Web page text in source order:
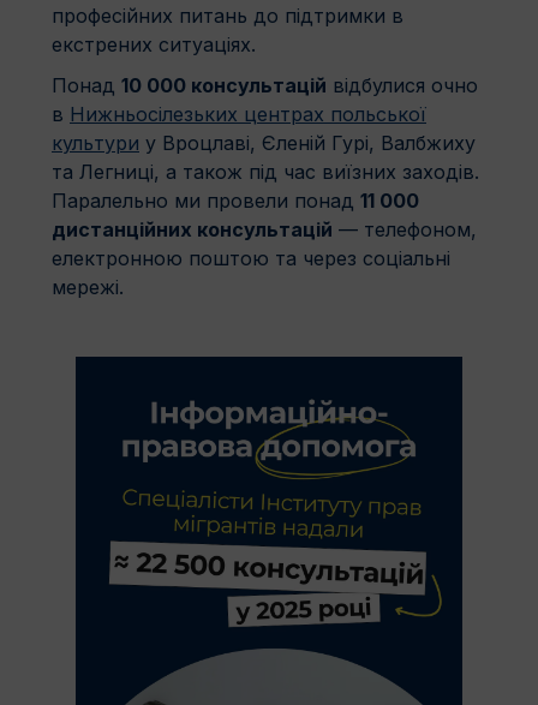
професійних питань до підтримки в
екстрених ситуаціях.
Понад 10 000 консультацій відбулися очно
в Нижньосілезьких центрах польської
культури у Вроцлаві, Єленій Гурі, Валбжиху
та Легниці, а також під час виїзних заходів.
Паралельно ми провели понад 11 000
дистанційних консультацій — телефоном,
електронною поштою та через соціальні
мережі.